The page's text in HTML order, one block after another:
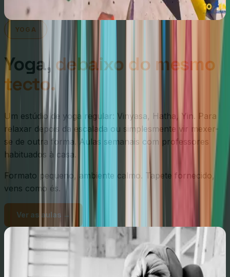
YOGA
Yoga, debaixo do mesmo
tecto.
Um estúdio de yoga regular: Vinyasa, Hatha, Yin. Para
relaxar depois da escalada ou simplesmente vir mexer-
se de outra forma. Aulas semanais com professores
habituados à casa.
Formato pequeno, ambiente calmo. Tapete fornecido,
vens como és.
Ver as aulas →